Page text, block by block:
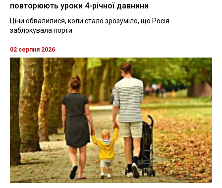
повторюють уроки 4-річної давнини
Ціни обвалилися, коли стало зрозуміло, що Росія
заблокувала порти
02 серпня 2026